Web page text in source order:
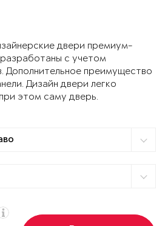
двери премиум-
с учетом
Дополнительное преимущество
Дизайн двери легко
этом саму дверь.